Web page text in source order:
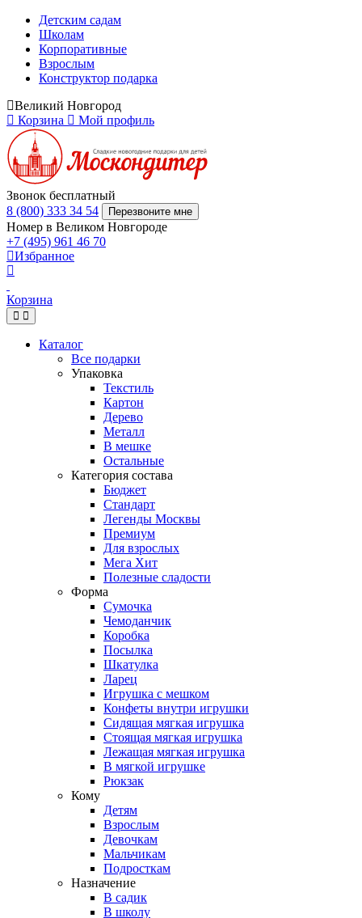
Детским садам
Школам
Корпоративные
Взрослым
Конструктор подарка
Великий Новгород
Корзина
Мой профиль
Звонок бесплатный
8 (800) 333 34 54
Перезвоните мне
Номер в Великом Новгороде
+7 (495) 961 46 70
Избранное
Корзина
Каталог
Все подарки
Упаковка
Текстиль
Картон
Дерево
Металл
В мешке
Остальные
Категория состава
Бюджет
Стандарт
Легенды Москвы
Премиум
Для взрослых
Мега Хит
Полезные сладости
Форма
Сумочка
Чемоданчик
Коробка
Посылка
Шкатулка
Ларец
Игрушка с мешком
Конфеты внутри игрушки
Сидящая мягкая игрушка
Стоящая мягкая игрушка
Лежащая мягкая игрушка
В мягкой игрушке
Рюкзак
Кому
Детям
Взрослым
Девочкам
Мальчикам
Подросткам
Назначение
В садик
В школу